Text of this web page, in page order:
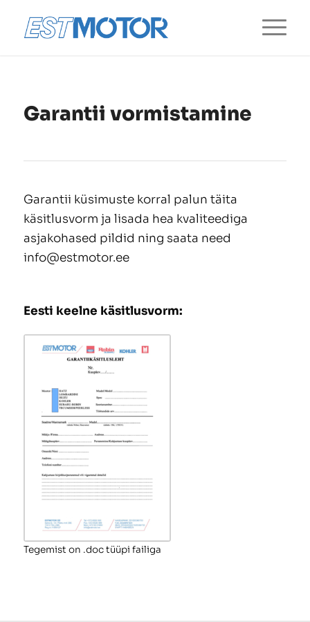
Garantii vormistamine
Garantii küsimuste korral palun täita
käsitlusvorm ja lisada hea kvaliteediga
asjakohased pildid ning saata need
info@estmotor.ee
Eesti keelne käsitlusvorm:
Tegemist on .doc tüüpi failiga